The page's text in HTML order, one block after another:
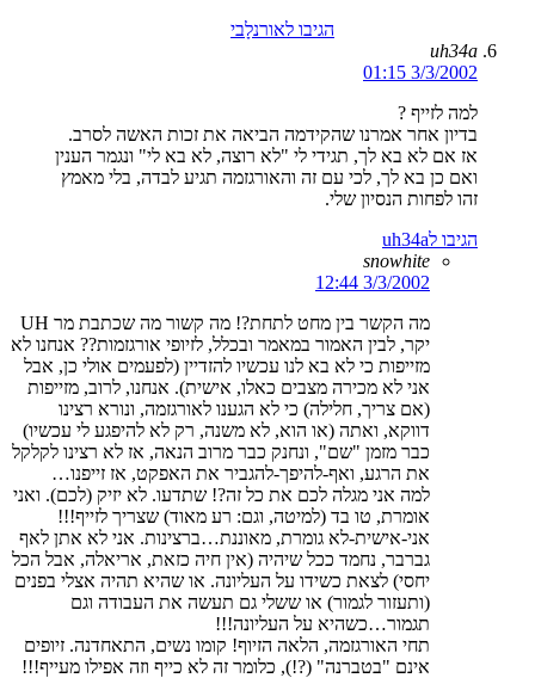
הגיבו לאורנלָבי
uh34a
3/3/2002 01:15
למה לזייף ?
בדיון אחר אמרנו שהקידמה הביאה את זכות האשה לסרב.
אז אם לא בא לך, תגידי לי "לא רוצה, לא בא לי" ונגמר הענין
ואם כן בא לך, לכי עם זה והאורגזמה תגיע לבדה, בלי מאמץ
זהו לפחות הנסיון שלי.
הגיבו לuh34a
snowhite
3/3/2002 12:44
מה הקשר בין מחט לתחת?! מה קשור מה שכתבת מר UH
יקר, לבין האמור במאמר ובכלל, לזיופי אורגזמות?? אנחנו לא
מזייפות כי לא בא לנו עכשיו להזדיין (לפעמים אולי כן, אבל
אני לא מכירה מצבים כאלו, אישית). אנחנו, לרוב, מזייפות
(אם צריך, חלילה) כי לא הגענו לאורגזמה, ונורא רצינו
דווקא, ואתה (או הוא, לא משנה, רק לא להיפגע לי עכשיו)
כבר מזמן "שם", ונחנק כבר מרוב הנאה, אז לא רצינו לקלקל
את הרגע, ואף-להיפך-להגביר את האפקט, אז זייפנו…
למה אני מגלה לכם את כל זה?! שתדעו. לא יזיק (לכם). ואני
אומרת, טו בד (למיטה, וגם: רע מאוד) שצריך לזייף!!!
אני-אישית-לא גומרת, מאוננת…ברצינות. אני לא אתן לאף
גברבר, נחמד ככל שיהיה (אין חיה כזאת, אריאלה, אבל הכל
יחסי) לצאת כשידו על העליונה. או שהיא תהיה אצלי בפנים
(ותעזור לגמור) או ששלי גם תעשה את העבודה וגם
תגמור…כשהיא על העליונה!!!
תחי האורגזמה, הלאה הזיוף! קומו נשים, התאחדנה. זיופים
אינם "בטברנה" (?!), כלומר זה לא כייף וזה אפילו מעייף!!!